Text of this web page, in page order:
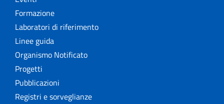
Formazione
Laboratori di riferimento
Linee guida
Organismo Notificato
Progetti
Pubblicazioni
Registri e sorveglianze